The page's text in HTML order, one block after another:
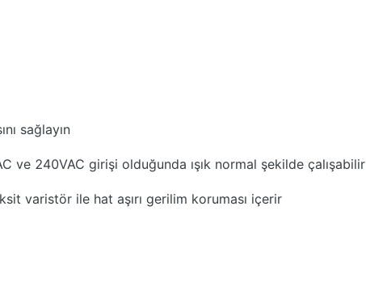
sağlayın
ve 240VAC girişi olduğunda ışık normal şekilde çalışabilir
varistör ile hat aşırı gerilim koruması içerir